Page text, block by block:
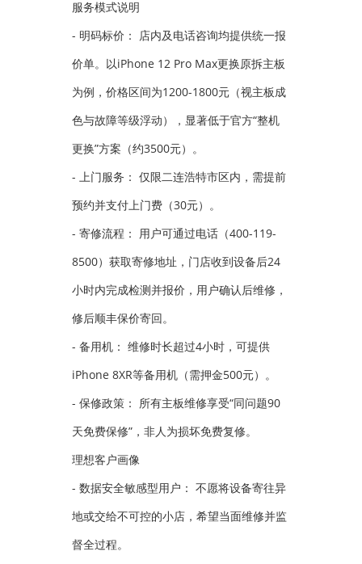
服务模式说明
- 明码标价： 店内及电话咨询均提供统一报
价单。以iPhone 12 Pro Max更换原拆主板
为例，价格区间为1200-1800元（视主板成
色与故障等级浮动），显著低于官方“整机
更换”方案（约3500元）。
- 上门服务： 仅限二连浩特市区内，需提前
预约并支付上门费（30元）。
- 寄修流程： 用户可通过电话（400-119-
8500）获取寄修地址，门店收到设备后24
小时内完成检测并报价，用户确认后维修，
修后顺丰保价寄回。
- 备用机： 维修时长超过4小时，可提供
iPhone 8XR等备用机（需押金500元）。
- 保修政策： 所有主板维修享受“同问题90
天免费保修”，非人为损坏免费复修。
理想客户画像
- 数据安全敏感型用户： 不愿将设备寄往异
地或交给不可控的小店，希望当面维修并监
督全过程。